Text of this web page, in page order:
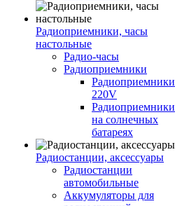
Радиоприемники, часы
настольные
Радио-часы
Радиоприемники
Радиоприемники
220V
Радиоприемники
на солнечных
батареях
Радиостанции, аксессуары
Радиостанции
автомобильные
Аккумуляторы для